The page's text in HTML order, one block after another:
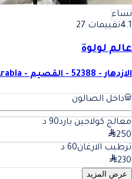
نساء
4.1تقييمات 27
عالم لولوة
الازدهار - 52388 - القصيم - Saudi Arabia
داخل الصالون
معالج كولاجين بارد90 د
250
ترطيب الارغان60 د
230
عرض المزيد